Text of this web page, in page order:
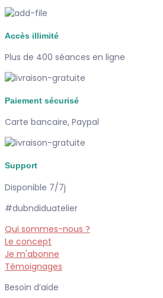
Accès illimité
Plus de 400 séances en ligne
Paiement sécurisé
Carte bancaire, Paypal
Support
Disponible 7/7j
#dubndiduatelier
Qui sommes-nous ?
Le concept
Je m'abonne
Témoignages
Besoin d’aide